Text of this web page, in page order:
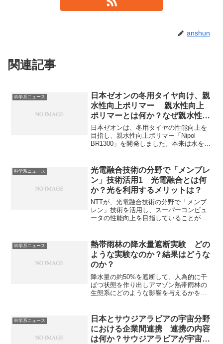
anshun
関連記事
科学系ニュース
日本ゼオンの冬用タイヤ向け、親
水性向上ポリマー 親水性向上
ポリマーとは何か？なぜ親水性に
する必要があるのか？
日本ゼオンは、冬用タイヤの性能向上を
目指し、親水性向上ポリマー「Nipol
BR1300」を開発しました。本来は水をは
性ポリマーは様々な用途があり、冬用タ
イヤにも欠かすことができません。親水
性が必要な理由や親水性を付与する方法
を知ることができます。
科学系ニュース
光電融合技術の分野で「メンブレ
ン」技術活用1 光電融合とは何
か？光を利用するメリットは？
NTTが、光電融合技術の分野で「メンブ
レン」技術を活用し、スーパーコンピュ
ータの性能向上を目指していることがニ
躍的に向上させる可能性を持つとされ、
大きな期待がされています。光電融合と
は何か、光を利用するメリット、どんな
課題があるのかを知ることができます。
科学系ニュース
熱帯雨林の降水量遮断実験 どの
ような実験なのか？結果はどうな
のか？
降水量の約50%を遮断して、人為的に干
ばつ状態を作り出しアマゾン熱帯雨林の
生態系にどのような影響を与えるかを予
ができます。
科学系ニュース
日本とサウジアラビアの宇宙分野
における企業間連携 連携の内容
は何か？サウジアラビアが宇宙産